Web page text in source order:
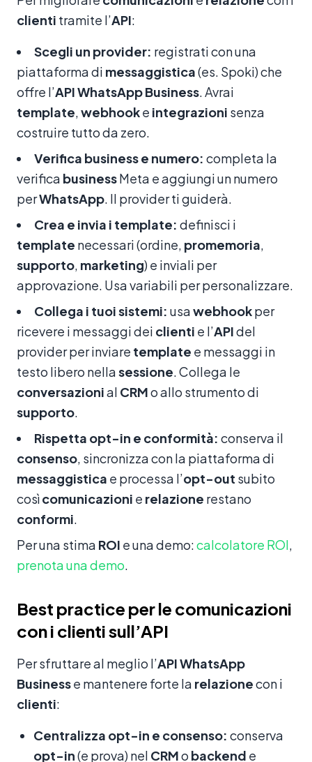
clienti tramite l’API:
Scegli un provider: registrati con una
piattaforma di messaggistica(es. Spoki) che
offre l’API WhatsApp Business. Avrai
template,webhooke integrazioni senza
costruire tutto da zero.
Verifica business e numero: completa la
verifica businessMeta e aggiungi un numero
perWhatsApp. Il provider ti guiderà.
Crea e invia i template: definisci i
template necessari (ordine, promemoria,
supporto, marketing) e inviali per
approvazione. Usa variabili per personalizzare.
Collega i tuoi sistemi: usawebhookper
ricevere i messaggi dei clienti e l’APIdel
provider per inviare template e messaggi in
testo libero nellasessione. Collega le
conversazionial CRMo allo strumento di
supporto.
Rispetta opt-in e conformità: conserva il
consenso, sincronizza con la piattaforma di
messaggistica e processa l’opt-out subito
cosìcomunicazioni e relazione restano
conformi.
Per una stima ROI e una demo:calcolatore ROI,
prenota una demo.
Best practice per le comunicazioni
con i clienti sull’API
Per sfruttare al meglio l’API WhatsApp
Businesse mantenere forte la relazionecon i
clienti:
Centralizza opt-in e consenso: conserva
opt-in(e prova) nel CRMo backend e